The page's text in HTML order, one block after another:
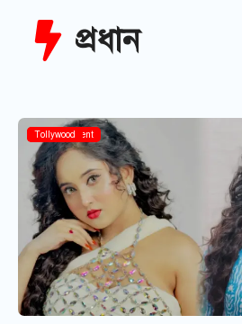
প্রধান
Entertainment
Tollywood